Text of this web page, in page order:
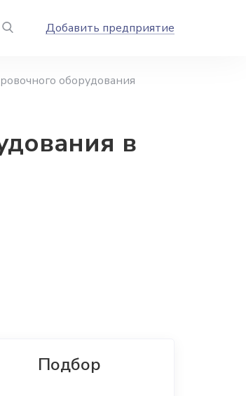
Добавить предприятие
оборудования
в
Подбор